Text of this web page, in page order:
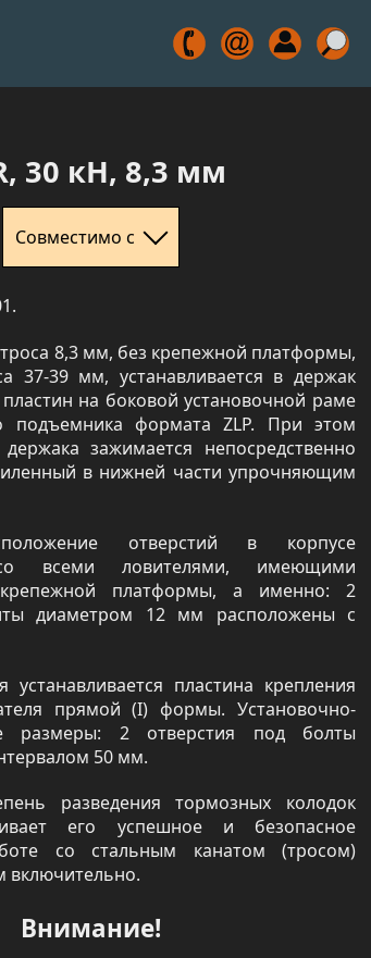
30 кН, 8,3 мм
Совместимо с
троса 8,3 мм, без крепежной платформы,
37-39 мм, устанавливается в держак
на боковой установочной раме
подъемника формата ZLP. При этом
зажимается непосредственно
в нижней части упрочняющим
отверстий в корпусе
всеми ловителями, имеющими
платформы, а именно: 2
диаметром 12 мм расположены с
устанавливается пластина крепления
прямой (I) формы. Установочно-
размеры: 2 отверстия под болты
50 мм.
разведения тормозных колодок
его успешное и безопасное
со стальным канатом (тросом)
включительно.
Внимание!